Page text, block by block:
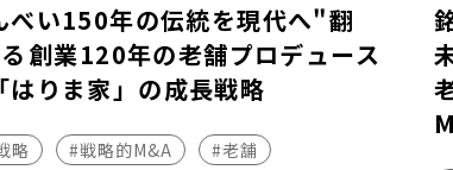
べい150年の伝統を現代へ"翻
――創業120年の老舗プロデュース
はりま家」の成長戦略
略 #戦略的M&A
#老舗